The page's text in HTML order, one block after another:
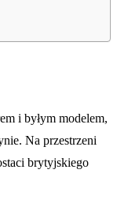
i byłym modelem,
Na przestrzeni
brytyjskiego